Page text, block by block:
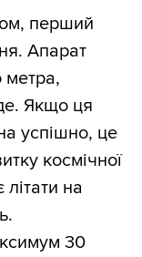
перший
Апарат
метра,
Якщо ця
успішно, це
космічної
на
30